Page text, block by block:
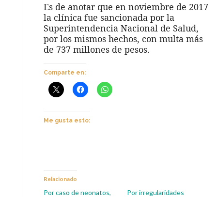
Es de anotar que en noviembre de 2017
la clínica fue sancionada por la
Superintendencia Nacional de Salud,
por los mismos hechos, con multa más
de 737 millones de pesos.
Comparte en:
Me gusta esto:
Relacionado
Por caso de neonatos,
Por irregularidades